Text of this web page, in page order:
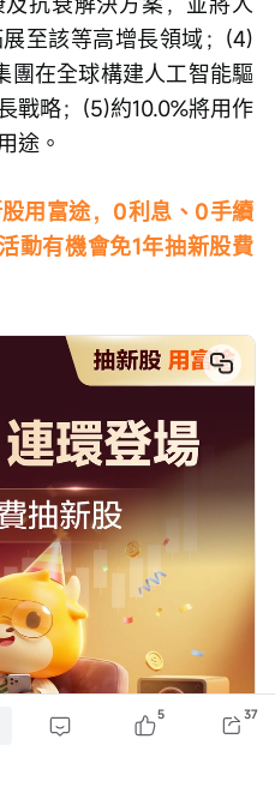
至該等高增長領域；(4)
團在全球構建人工智能驅
戰略；(5)約10.0%將用作
途。
用富途，0利息、0手續
動有機會免1年抽新股費
5 37